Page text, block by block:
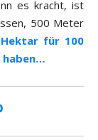
es kracht, ist
500 Meter
für 100
haben…